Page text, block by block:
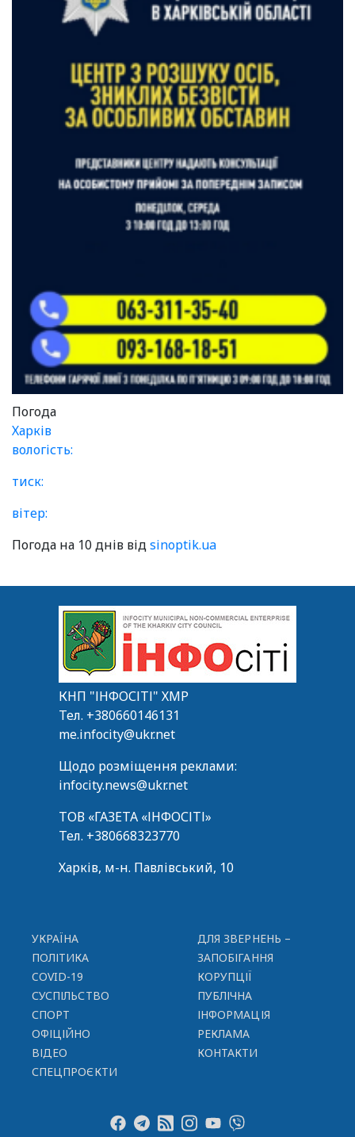
Погода
Харків
вологість:
тиск:
вітер:
Погода на 10 днів відsinoptik.ua
КНП "ІНФОСІТІ" ХМР
Тел. +380660146131
me.infocity@ukr.net
Щодо розміщення реклами:
infocity.news@ukr.net
ТОВ «ГАЗЕТА «ІНФОСІТІ»
Тел. +380668323770
Харків, м-н. Павлівський, 10
УКРАЇНА
ПОЛІТИКА
COVID-19
СУСПІЛЬСТВО
СПОРТ
ОФІЦІЙНО
ВІДЕО
СПЕЦПРОЄКТИ
ДЛЯ ЗВЕРНЕНЬ –
ЗАПОБІГАННЯ
КОРУПЦІЇ
ПУБЛІЧНА
ІНФОРМАЦІЯ
РЕКЛАМА
КОНТАКТИ